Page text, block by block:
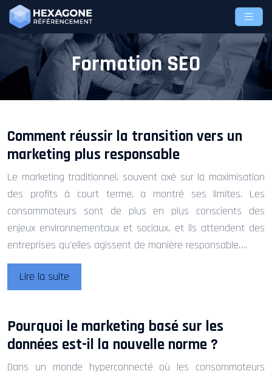
Formation SEO
Comment réussir la transition vers un
marketing plus responsable
Le marketing traditionnel, souvent axé sur la maximisation
des profits à court terme, a montré ses limites. Les
consommateurs sont de plus en plus conscients des
enjeux environnementaux et sociaux, et ils attendent des
entreprises qu’elles agissent de manière responsable….
Lire la suite
Pourquoi le marketing basé sur les
données est-il la nouvelle norme ?
Dans un monde hyperconnecté où les consommateurs